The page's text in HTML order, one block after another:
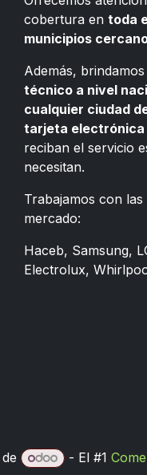
cobertura en toda
municipios
Además, brindamos
técnico a nivel
cualquier ciudad
tarjeta electrónica
reciban el servicio
necesitan.
Trabajamos con
mercado:
Haceb, Samsung,
Electrolux,
de - El #1